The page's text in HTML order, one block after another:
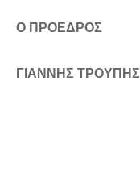
Ο ΠΡΟΕΔΡΟΣ
ΓΙΑΝΝΗΣ ΤΡΟΥΠΗΣ